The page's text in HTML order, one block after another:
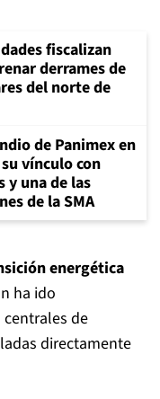
fiscalizan
derrames de
del norte de
de Panimex en
vínculo con
y una de las
de la SMA
energética
ha ido
de
directamente